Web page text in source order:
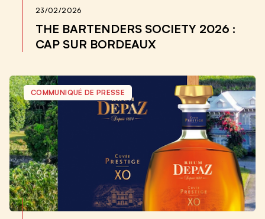
23/02/2026
THE BARTENDERS SOCIETY 2026 :
CAP SUR BORDEAUX
COMMUNIQUÉ DE PRESSE